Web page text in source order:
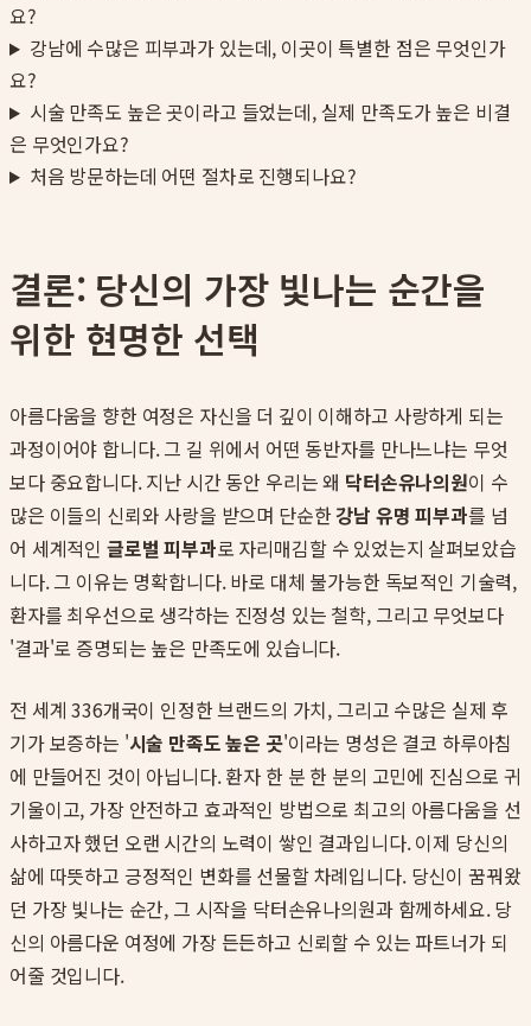
요?
강남에 수많은 피부과가 있는데, 이곳이 특별한 점은 무엇인가
요?
시술 만족도 높은 곳이라고 들었는데, 실제 만족도가 높은 비결
은 무엇인가요?
처음 방문하는데 어떤 절차로 진행되나요?
결론: 당신의 가장 빛나는 순간을
위한 현명한 선택
아름다움을 향한 여정은 자신을 더 깊이 이해하고 사랑하게 되는
과정이어야 합니다. 그 길 위에서 어떤 동반자를 만나느냐는 무엇
보다 중요합니다. 지난 시간 동안 우리는 왜 닥터손유나의원이 수
많은 이들의 신뢰와 사랑을 받으며 단순한강남 유명 피부과를 넘
어 세계적인 글로벌 피부과로 자리매김할 수 있었는지 살펴보았습
니다. 그 이유는 명확합니다. 바로 대체 불가능한 독보적인 기술력,
환자를 최우선으로 생각하는 진정성 있는 철학, 그리고 무엇보다
'결과'로 증명되는 높은 만족도에 있습니다.
전 세계 336개국이 인정한 브랜드의 가치, 그리고 수많은 실제 후
기가 보증하는 '시술 만족도 높은 곳'이라는 명성은 결코 하루아침
에 만들어진 것이 아닙니다. 환자 한 분 한 분의 고민에 진심으로 귀
기울이고, 가장 안전하고 효과적인 방법으로 최고의 아름다움을 선
사하고자 했던 오랜 시간의 노력이 쌓인 결과입니다. 이제 당신의
삶에 따뜻하고 긍정적인 변화를 선물할 차례입니다. 당신이 꿈꿔왔
던 가장 빛나는 순간, 그 시작을 닥터손유나의원과 함께하세요. 당
신의 아름다운 여정에 가장 든든하고 신뢰할 수 있는 파트너가 되
어줄 것입니다.